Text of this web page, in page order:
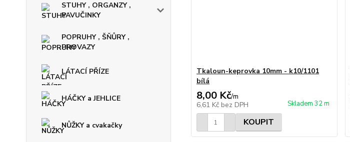
STUHY , ORGANZY ,
PAVUČINKY
POPRUHY , ŠŇŮRY ,
PROVAZY
LÁTACÍ PŘÍZE
HÁČKY a JEHLICE
NŮŽKY a cvakačky
Tkaloun-keprovka 10mm - k10/1101
bílá
8,00 Kč/m
6,61 Kč bez DPH Skladem 32 m
KOUPIT